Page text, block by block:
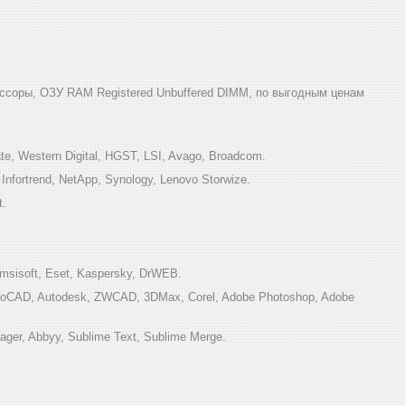
ОЗУ RAM Registered Unbuffered DIMM, по выгодным ценам
Western Digital, HGST, LSI, Avago, Broadcom.
NetApp, Synology, Lenovo Storwize.
Eset, Kaspersky, DrWEB.
Autodesk, ZWCAD, 3DMax, Corel, Adobe Photoshop, Adobe
Abbyy, Sublime Text, Sublime Merge.